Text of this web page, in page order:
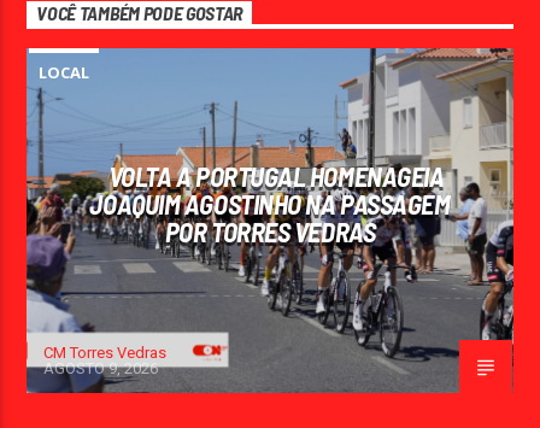
VOCÊ TAMBÉM PODE GOSTAR
LOCAL
VOLTA A PORTUGAL HOMENAGEIA
JOAQUIM AGOSTINHO NA PASSAGEM
POR TORRES VEDRAS
CM Torres Vedras
AGOSTO 9, 2026